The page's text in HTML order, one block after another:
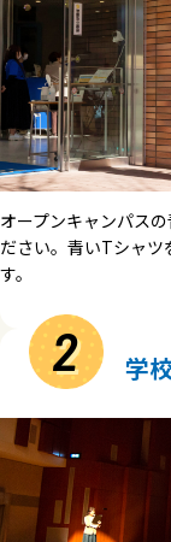
オープンキャンパス
ださい。青いTシャツ
す。
2 学